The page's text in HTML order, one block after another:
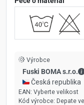
Výrobce
Fuski BOMA s.r.o.
🇨🇿 Česká republika
EAN: Vyberte velikost
Kód výrobce: Depate